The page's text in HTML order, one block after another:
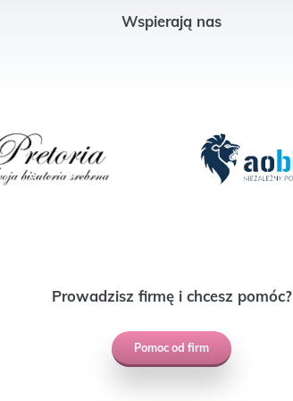
Wspierają nas
Prowadzisz firmę i chcesz pomóc?
Pomoc od firm